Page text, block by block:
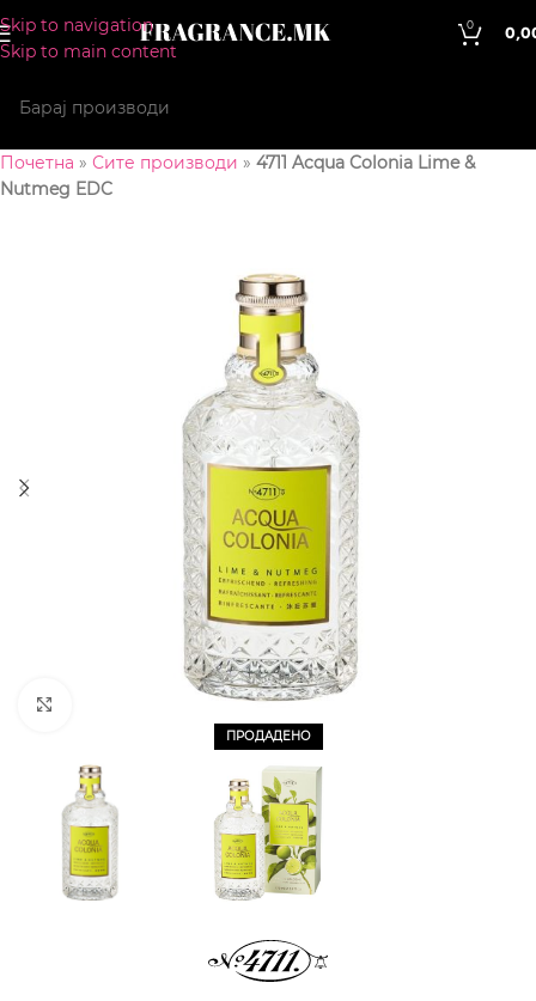
Skip to navigation
Skip to main content
0
Почетна » Сите производи » 4711 Acqua Colonia Lime &
Nutmeg EDC
ПРОДАДЕНО